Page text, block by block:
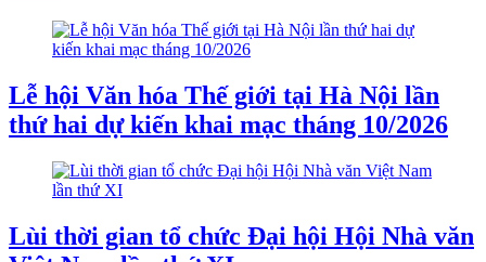
Lễ hội Văn hóa Thế giới tại Hà Nội lần
thứ hai dự kiến khai mạc tháng 10/2026
Lùi thời gian tổ chức Đại hội Hội Nhà văn